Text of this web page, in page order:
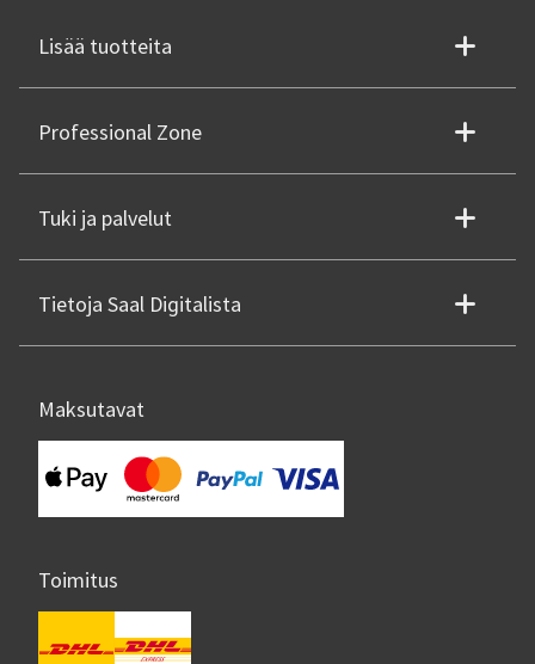
Lisää tuotteita
Professional Zone
Tuki ja palvelut
Tietoja Saal Digitalista
Maksutavat
Toimitus